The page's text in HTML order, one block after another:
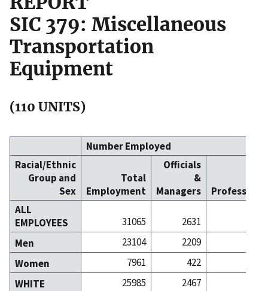
SIC 379: Miscellaneous
Transportation
Equipment
(110 UNITS)
Number Employed
Racial/Ethnic
Group and
Sex
Total
Employment
Officials
&
Managers
ALL
EMPLOYEES
31065 2631
Men
23104 2209
Women
7961 422
WHITE
25985 2467